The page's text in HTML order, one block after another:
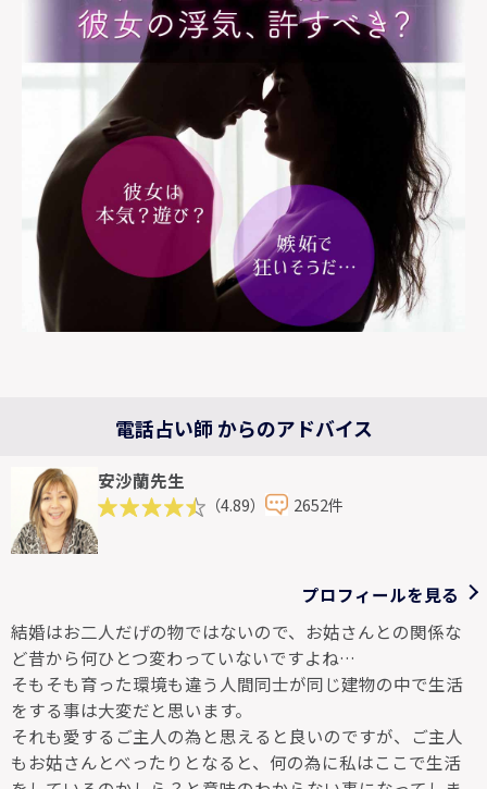
電話占い師 からのアドバイス
安沙蘭先生
（4.89） 2652件
プロフィールを見る
結婚はお二人だげの物ではないので、お姑さんとの関係な
ど昔から何ひとつ変わっていないですよね…
そもそも育った環境も違う人間同士が同じ建物の中で生活
をする事は大変だと思います。
それも愛するご主人の為と思えると良いのですが、ご主人
もお姑さんとべったりとなると、何の為に私はここで生活